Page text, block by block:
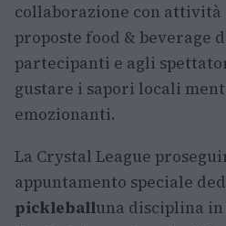
collaborazione con
proposte food & beverage
partecipanti e agli
gustare i sapori locali
emozionanti.
La Crystal League
appuntamento speciale
pickleballuna disciplina